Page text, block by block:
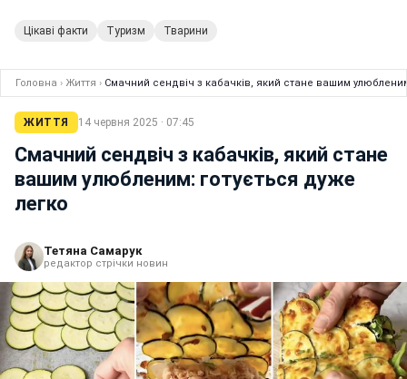
Цікаві факти Туризм Тварини
Головна › Життя › Смачний сендвіч з кабачків, який стане вашим
ЖИТТЯ 14 червня 2025 · 07:45
Смачний сендвіч з кабачків, який стане
вашим улюбленим: готується дуже
легко
Тетяна Самарук
редактор стрічки новин